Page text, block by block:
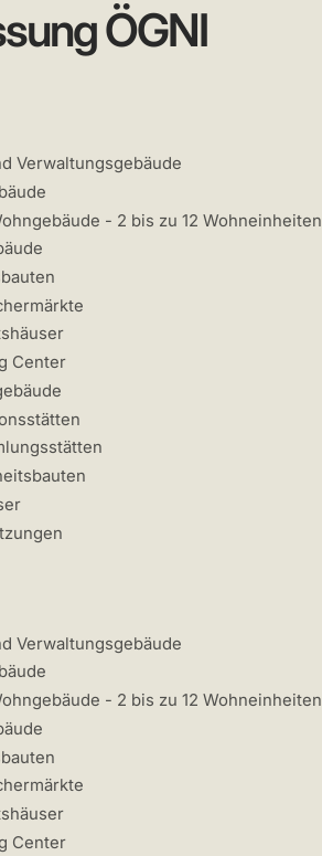
ÖGNI
Verwaltungsgebäude
- 2 bis zu 12 Wohneinheiten
Center
Verwaltungsgebäude
- 2 bis zu 12 Wohneinheiten
Center